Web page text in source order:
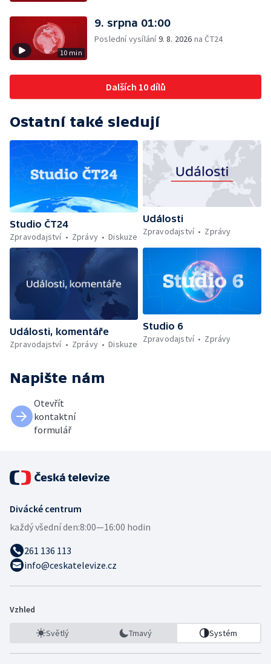
10 min
9. srpna 01:00
Poslední vysílání9. 8. 2026 na ČT24
Dalších 10 dílů
Ostatní také sledují
Studio ČT24
Zpravodajství
Zprávy Diskuze
Události
Zpravodajství
Zprávy
Události, komentáře
Zpravodajství
Zprávy Diskuze
Studio 6
Zpravodajství
Zprávy
Napište nám
Otevřít
kontaktní
formulář
Divácké centrum
každý všední den:8:00—16:00 hodin
261 136 113
info@ceskatelevize.cz
Vzhled
Světlý Tmavý Systém